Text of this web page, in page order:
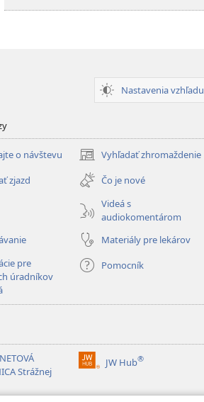
Nastavenia vzhľadu
o návštevu Vyhľadať zhromaždenie
(otvorí
nové
okno)
zjazd
Čo je nové
Videá s
audiokomentárom
Materiály pre lekárov
pre
úradníkov
Pomocník
Strážnej
JW Hub®
(otvorí
okno)